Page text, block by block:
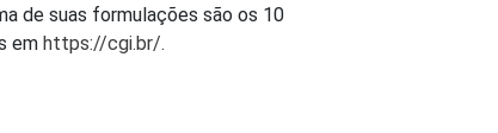
de suas formulações são os 10
em https://cgi.br/.